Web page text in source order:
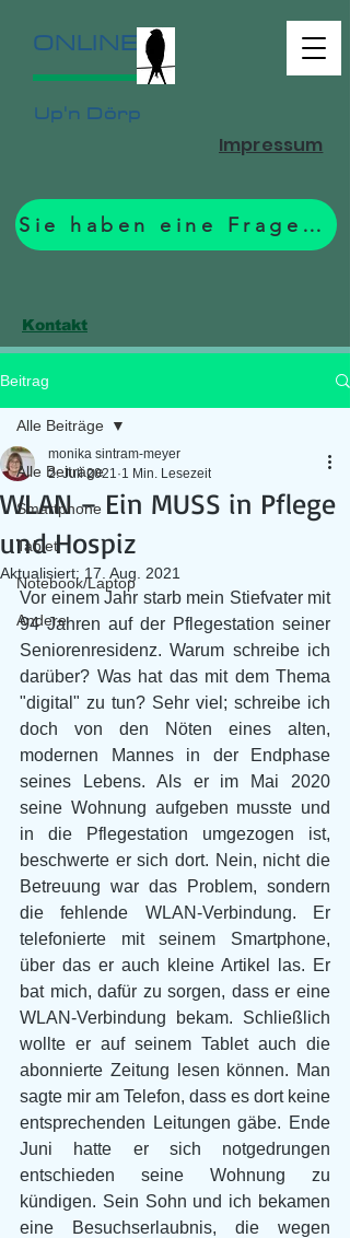
ONLINE
Up'n Dörp
Sie haben eine Frage? Zum Formular.
Impressum
Kontakt
Beitrag
Alle Beiträge
Smartphone
Tablet
Notebook/Laptop
Andere
Alle Beiträge
WLAN – Ein MUSS in Pflege
und Hospiz
monika sintram-meyer
2. Juli 2021 1 Min. Lesezeit
Aktualisiert: 17. Aug. 2021
Vor einem Jahr starb mein Stiefvater mit
94 Jahren auf der Pflegestation seiner
Seniorenresidenz. Warum schreibe ich
darüber? Was hat das mit dem Thema
"digital" zu tun? Sehr viel; schreibe ich
doch von den Nöten eines alten,
modernen Mannes in der Endphase
seines Lebens. Als er im Mai 2020
seine Wohnung aufgeben musste und
in die Pflegestation umgezogen ist,
beschwerte er sich dort. Nein, nicht die
Betreuung war das Problem, sondern
die fehlende WLAN-Verbindung. Er
telefonierte mit seinem Smartphone,
über das er auch kleine Artikel las. Er
bat mich, dafür zu sorgen, dass er eine
WLAN-Verbindung bekam. Schließlich
wollte er auf seinem Tablet auch die
abonnierte Zeitung lesen können. Man
sagte mir am Telefon, dass es dort keine
entsprechenden Leitungen gäbe. Ende
Juni hatte er sich notgedrungen
entschieden seine Wohnung zu
kündigen. Sein Sohn und ich bekamen
eine Besuchserlaubnis, die wegen